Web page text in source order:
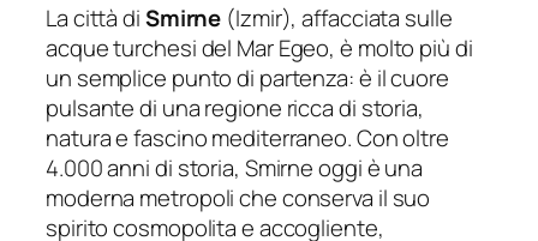
La città diSmirne (Izmir), affacciata sulle
acque turchesi del Mar Egeo, è molto più di
un semplice punto di partenza: è il cuore
pulsante di una regione ricca di storia,
natura e fascino mediterraneo. Con oltre
4.000 anni di storia, Smirne oggi è una
moderna metropoli che conserva il suo
spirito cosmopolita e accogliente,